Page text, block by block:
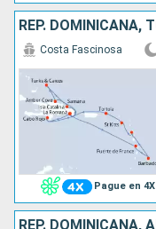
Pague en 4X
Costa Fascinosa